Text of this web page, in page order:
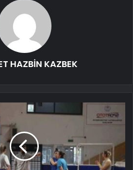
HAZBİN KAZBEK